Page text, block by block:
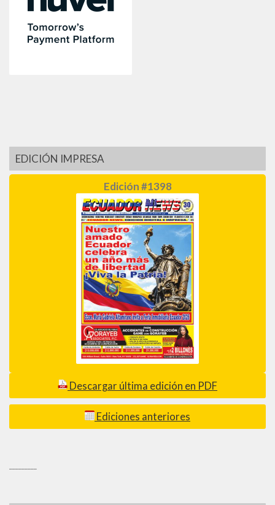
EDICIÓN IMPRESA
Edición #1398
Descargar última edición en PDF
Ediciones anteriores